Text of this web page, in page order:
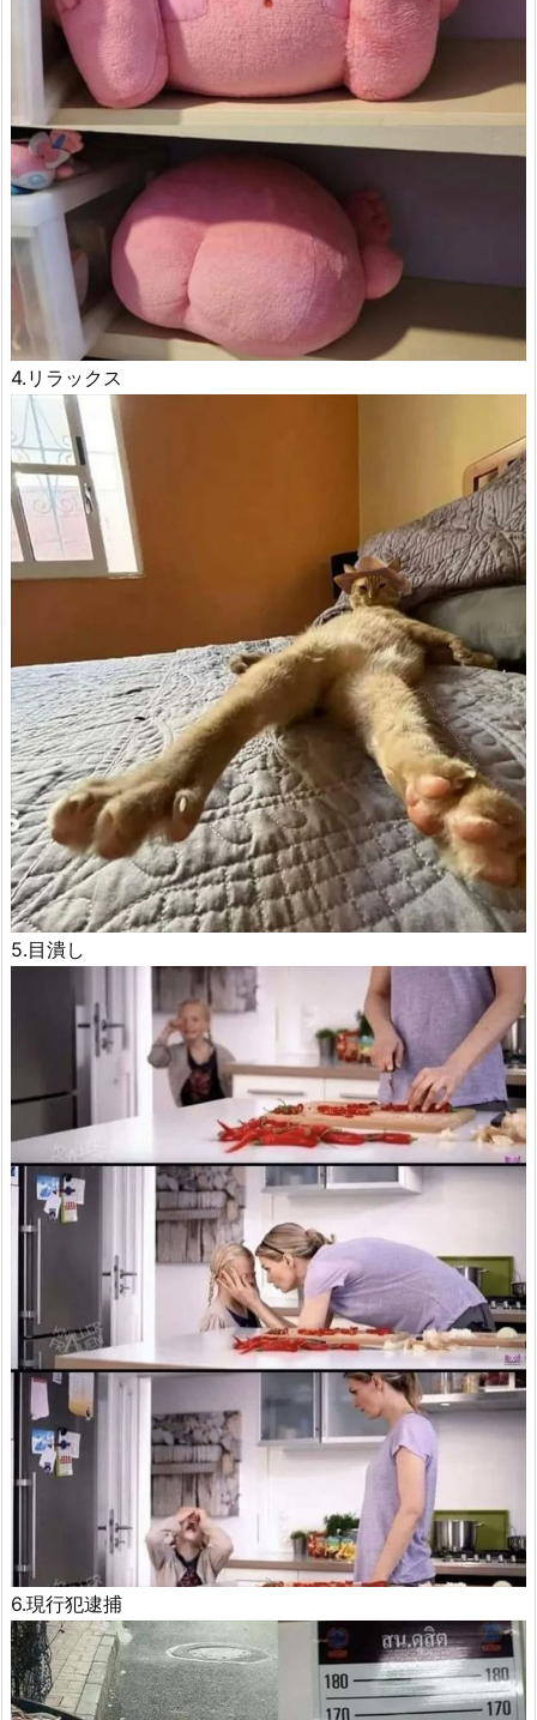
4.リラックス
5.目潰し
6.現行犯逮捕